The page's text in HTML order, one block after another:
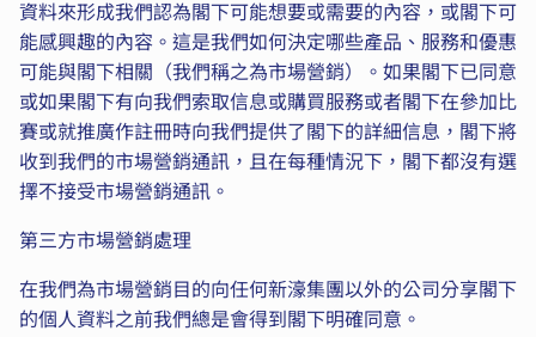
資料來形成我們認為閣下可能想要或需要的內容，或閣下可
能感興趣的內容。這是我們如何決定哪些產品、服務和優惠
可能與閣下相關（我們稱之為市場營銷）。如果閣下已同意
或如果閣下有向我們索取信息或購買服務或者閣下在參加比
賽或就推廣作註冊時向我們提供了閣下的詳細信息，閣下將
收到我們的市場營銷通訊，且在每種情況下，閣下都沒有選
擇不接受市場營銷通訊。
第三方市場營銷處理
在我們為市場營銷目的向任何新濠集團以外的公司分享閣下
的個人資料之前我們總是會得到閣下明確同意。